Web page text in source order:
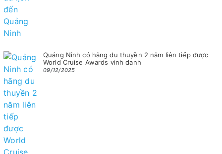
Quảng Ninh có hãng du thuyền 2 năm liên tiếp được
World Cruise Awards vinh danh
09/12/2025